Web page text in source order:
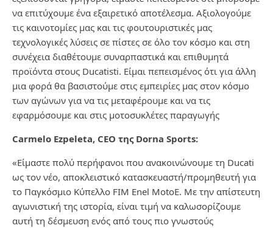
να επιτύχουμε ένα εξαιρετικό αποτέλεσμα. Αξιολογούμε
τις καινοτομίες μας και τις φουτουριστικές μας
τεχνολογικές λύσεις σε πίστες σε όλο τον κόσμο και στη
συνέχεια διαθέτουμε συναρπαστικά και επιθυμητά
προϊόντα στους Ducatisti. Είμαι πεπεισμένος ότι για άλλη
μια φορά θα βασιστούμε στις εμπειρίες μας στον κόσμο
των αγώνων για να τις μεταφέρουμε και να τις
εφαρμόσουμε και στις μοτοσυκλέτες παραγωγής
Carmelo Ezpeleta, CEO της Dorna Sports:
«Είμαστε πολύ περήφανοι που ανακοινώνουμε τη Ducati
ως τον νέο, αποκλειστικό κατασκευαστή/προμηθευτή για
το Παγκόσμιο Κύπελλο FIM Enel MotoE. Με την απίστευτη
αγωνιστική της ιστορία, είναι τιμή να καλωσορίζουμε
αυτή τη δέσμευση ενός από τους πιο γνωστούς